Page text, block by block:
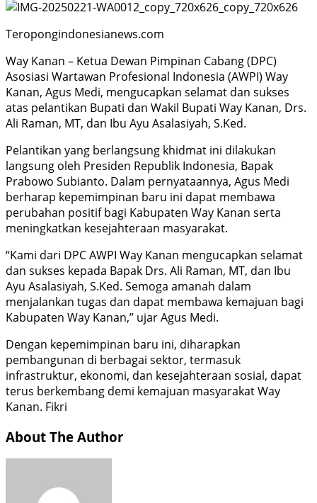
Teropongindonesianews.com
Way Kanan – Ketua Dewan Pimpinan Cabang (DPC)
Asosiasi Wartawan Profesional Indonesia (AWPI) Way
Kanan, Agus Medi, mengucapkan selamat dan sukses
atas pelantikan Bupati dan Wakil Bupati Way Kanan, Drs.
Ali Raman, MT, dan Ibu Ayu Asalasiyah, S.Ked.
Pelantikan yang berlangsung khidmat ini dilakukan
langsung oleh Presiden Republik Indonesia, Bapak
Prabowo Subianto. Dalam pernyataannya, Agus Medi
berharap kepemimpinan baru ini dapat membawa
perubahan positif bagi Kabupaten Way Kanan serta
meningkatkan kesejahteraan masyarakat.
“Kami dari DPC AWPI Way Kanan mengucapkan selamat
dan sukses kepada Bapak Drs. Ali Raman, MT, dan Ibu
Ayu Asalasiyah, S.Ked. Semoga amanah dalam
menjalankan tugas dan dapat membawa kemajuan bagi
Kabupaten Way Kanan,” ujar Agus Medi.
Dengan kepemimpinan baru ini, diharapkan
pembangunan di berbagai sektor, termasuk
infrastruktur, ekonomi, dan kesejahteraan sosial, dapat
terus berkembang demi kemajuan masyarakat Way
Kanan. Fikri
About The Author